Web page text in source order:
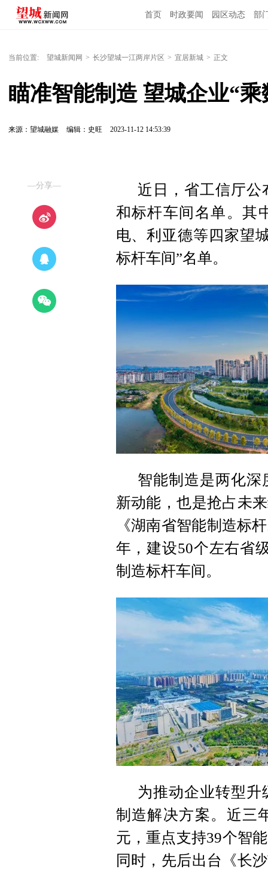
首页 时政要闻 园区动态 部
当前位置: 望城新闻网 > 长沙望城一江两岸片区 > 宜居新城 > 正文
瞄准智能制造 望城企业“乘
来源：望城融媒 编辑：史旺 2023-11-12 14:53:39
—分享—
近日，省工信厅公
和标杆车间名单。其
电、利亚德等四家望
标杆车间”名单。
智能制造是两化
新动能，也是抢占未
《湖南省智能制造标
年，建设50个左右省
制造标杆车间。
为推动企业转型
制造解决方案。近三
元，重点支持39个智
同时，先后出台《长